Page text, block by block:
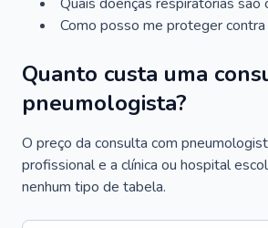
Como posso me proteger
Quanto custa uma
pneumologista?
O preço da consulta com
profissional e a clínica ou hospital
nenhum tipo de tabela.